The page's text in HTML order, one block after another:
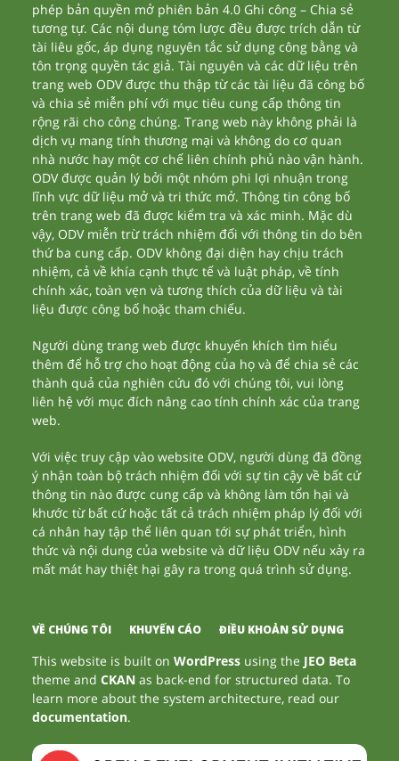
phép bản quyền mở phiên bản 4.0 Ghi công – Chia sẻ
tương tự. Các nội dung tóm lược đều được trích dẫn từ
tài liêu gốc, áp dụng nguyên tắc sử dụng công bằng và
tôn trọng quyền tác giả. Tài nguyên và các dữ liệu trên
trang web ODV được thu thập từ các tài liệu đã công bố
và chia sẻ miễn phí với mục tiêu cung cấp thông tin
rộng rãi cho công chúng. Trang web này không phải là
dịch vụ mang tính thương mại và không do cơ quan
nhà nước hay một cơ chế liên chính phủ nào vận hành.
ODV được quản lý bởi một nhóm phi lợi nhuận trong
lĩnh vực dữ liệu mở và tri thức mở. Thông tin công bố
trên trang web đã được kiểm tra và xác minh. Mặc dù
vậy, ODV miễn trừ trách nhiệm đối với thông tin do bên
thứ ba cung cấp. ODV không đại diện hay chịu trách
nhiệm, cả về khía cạnh thực tế và luật pháp, về tính
chính xác, toàn vẹn và tương thích của dữ liệu và tài
liệu được công bố hoặc tham chiếu.
Người dùng trang web được khuyến khích tìm hiểu
thêm để hỗ trợ cho hoạt động của họ và để chia sẻ các
thành quả của nghiên cứu đó với chúng tôi, vui lòng
liên hệ với mục đích nâng cao tính chính xác của trang
web.
Với việc truy cập vào website ODV, người dùng đã đồng
ý nhận toàn bộ trách nhiệm đối với sự tin cậy về bất cứ
thông tin nào được cung cấp và không làm tổn hại và
khước từ bất cứ hoặc tất cả trách nhiệm pháp lý đối với
cá nhân hay tập thể liên quan tới sự phát triển, hình
thức và nội dung của website và dữ liệu ODV nếu xảy ra
mất mát hay thiệt hại gây ra trong quá trình sử dụng.
VỀ CHÚNG TÔI KHUYẾN CÁO ĐIỀU KHOẢN SỬ DỤNG
This website is built onWordPress using the JEO Beta
theme andCKAN as back-end for structured data. To
learn more about the system architecture, read our
documentation.